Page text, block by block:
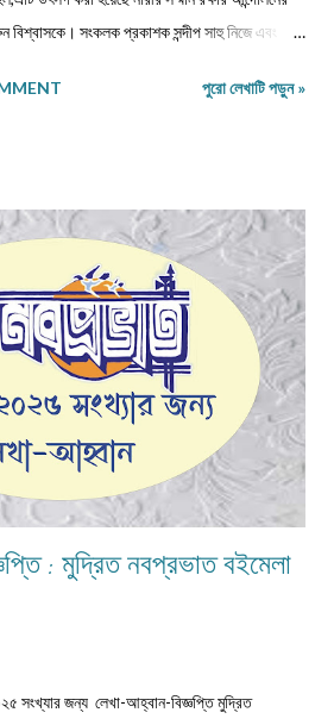
সংকলক প্রকাশক সন্দীপ সাহু নিজে এবং
জীবনকে দেখার স্বাতন্ত্র‍্যে কবিরা সব সময়ই
শেষধাপে যেখানে নৈতিকতা,পাপবোধ,গ্লানিকে সরিয়ে
না করে,অনায়াস দক্ষতায় ও ক্ষিপ্রতায় নিজেরই
তার পশুত্বের পরিচয় দিয়েছে ধর্ষণ ও ন...
পুরো লেখাটি পড়ুন »
: মুদ্রিত নবপ্রভাত বইমেলা
সংখ্যার জন্য লেখা-আহ্বান-বিজ্ঞপ্তি মুদ্রিত